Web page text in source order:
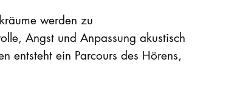
werden zu
Angst und Anpassung akustisch
entsteht ein Parcours des Hörens,